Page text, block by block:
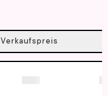
Verkaufspreis